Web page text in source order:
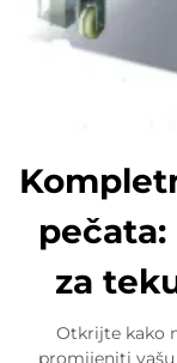
za
Otkrijte kako
promijeniti